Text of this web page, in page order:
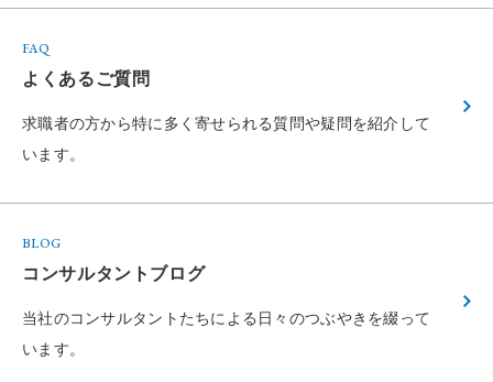
FAQ
よくあるご質問
求職者の方から特に多く寄せられる質問や疑問を紹介して
います。
BLOG
コンサルタントブログ
当社のコンサルタントたちによる 日々のつぶやきを綴って
います。